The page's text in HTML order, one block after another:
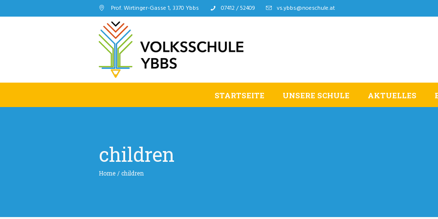
Prof. Wirtinger-Gasse 1, 3370 Ybbs 07412 / 52409 vs.ybbs@noeschule.at
STARTSEITE UNSERE SCHULE AKTUELLES
children
Home /children